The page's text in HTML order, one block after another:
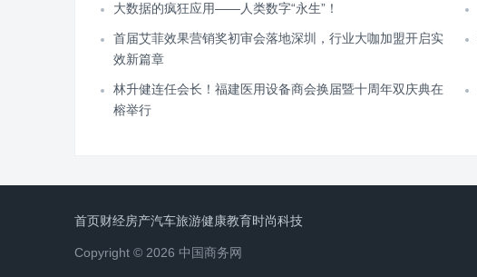
大数据的疯狂应用——人类数字“永生”！
首届艾菲效果营销奖初审会落地深圳，行业大咖加盟开启实
效新篇章
林升健连任会长！福建医用设备商会换届暨十周年双庆典在
榕举行
首页财经房产汽车旅游健康教育时尚科技
Copyright © 2026 中国商务网